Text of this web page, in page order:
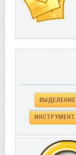
ВЫДЕЛЕНИЕ
ИНСТРУМЕНТ